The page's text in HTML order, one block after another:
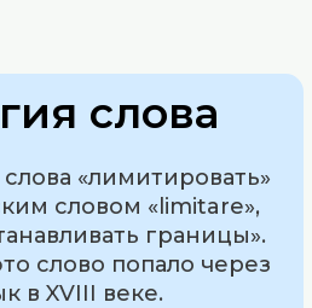
слова
«лимитировать»
словом «limitare»,
границы».
слово попало через
в XVIII веке.